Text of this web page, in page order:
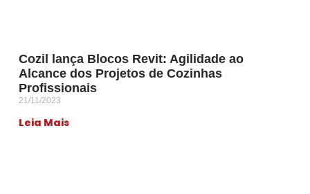
Cozil lança Blocos Revit: Agilidade ao
Alcance dos Projetos de Cozinhas
Profissionais
21/11/2023
Leia Mais